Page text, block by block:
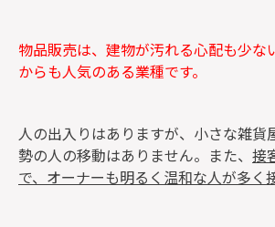
物品販売は、建物が汚れる心配も少な
からも人気のある業種です。
人の出入りはありますが、小さな雑貨
勢の人の移動はありません。また、 接
で、オーナーも明るく温和な人が多く